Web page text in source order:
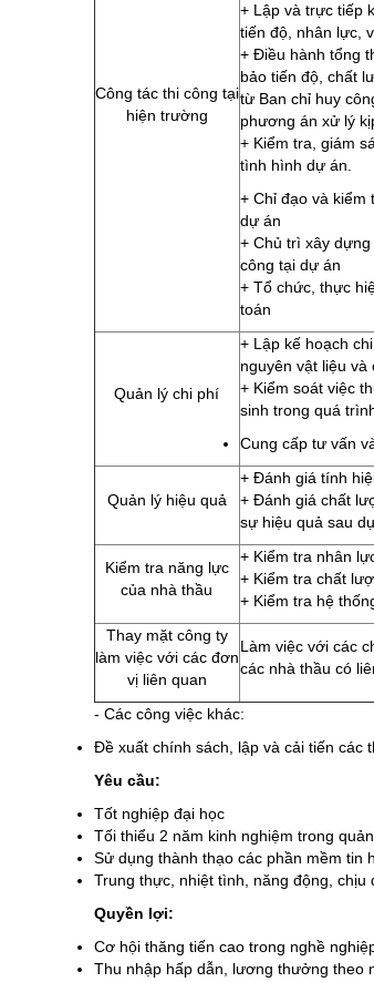
Công tác thi công tại
hiện trường
+ Lập và trực tiếp
tiến độ, nhân lực,
+ Điều hành tổng
bảo tiến độ, chất
từ Ban chỉ huy
phương án xử lý
+ Kiểm tra, giám
tình hình dự án.
+ Chỉ đạo và kiểm
dự án
+ Chủ trì xây
công tại dự án
+ Tổ chức, thực
toán
Quản lý chi phí
+ Lập kế hoạch
nguyên vật liệu và
+ Kiểm soát việc
sinh trong quá
Cung cấp tư vấn
Quản lý hiệu quả
+ Đánh giá tính
+ Đánh giá chất
sự hiệu quả sau
Kiểm tra năng lực
của nhà thầu
+ Kiểm tra nhân
+ Kiểm tra chất
+ Kiểm tra hệ
Thay mặt công ty
làm việc với các đơn
vị liên quan
Làm việc với các
các nhà thầu có
- Các công việc khác:
Đề xuất chính sách, lập và cải tiến các
Yêu cầu:
Tốt nghiệp đại học
Tối thiểu 2 năm kinh nghiệm trong
Sử dụng thành thạo các phần mềm tin
Trung thực, nhiệt tình, năng động, chịu
Quyền lợi:
Cơ hội thăng tiến cao trong nghề
Thu nhập hấp dẫn, lương thưởng theo